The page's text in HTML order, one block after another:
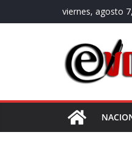
al
viernes, agosto